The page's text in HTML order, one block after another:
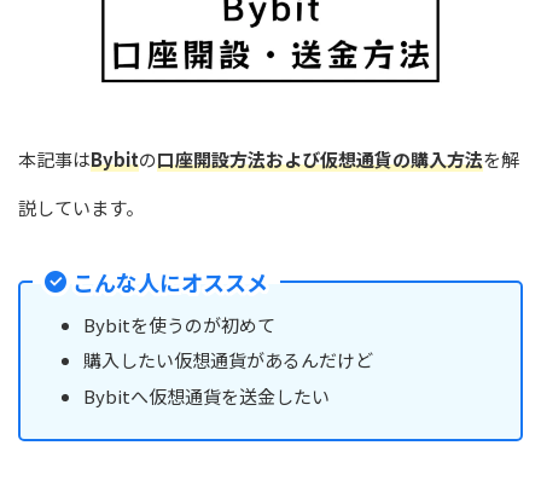
本記事はBybitの口座開設方法および仮想通貨の購入方法を解
説しています。
こんな人にオススメ
Bybitを使うのが初めて
購入したい仮想通貨があるんだけど
Bybitへ仮想通貨を送金したい